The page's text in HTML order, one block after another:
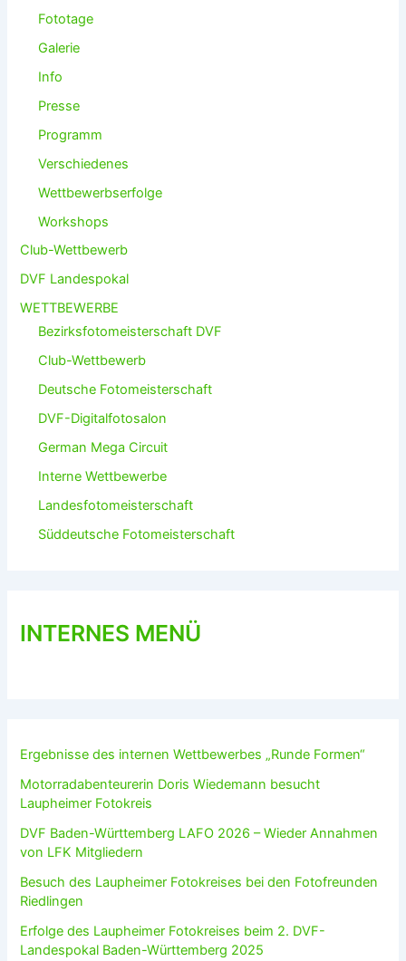
Fototage
Galerie
Info
Presse
Programm
Verschiedenes
Wettbewerbserfolge
Workshops
Club-Wettbewerb
DVF Landespokal
WETTBEWERBE
Bezirksfotomeisterschaft DVF
Club-Wettbewerb
Deutsche Fotomeisterschaft
DVF-Digitalfotosalon
German Mega Circuit
Interne Wettbewerbe
Landesfotomeisterschaft
Süddeutsche Fotomeisterschaft
INTERNES MENÜ
Ergebnisse des internen Wettbewerbes „Runde Formen“
Motorradabenteurerin Doris Wiedemann besucht
Laupheimer Fotokreis
DVF Baden-Württemberg LAFO 2026 – Wieder Annahmen
von LFK Mitgliedern
Besuch des Laupheimer Fotokreises bei den Fotofreunden
Riedlingen
Erfolge des Laupheimer Fotokreises beim 2. DVF-
Landespokal Baden-Württemberg 2025